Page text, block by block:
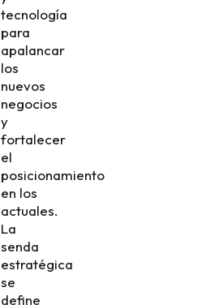
tecnología
para
apalancar
los
nuevos
negocios
y
fortalecer
el
posicionamiento
en los
actuales.​​
La
senda
estratégica
se
define